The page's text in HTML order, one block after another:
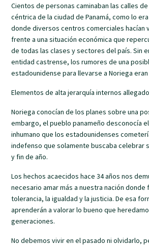
Cientos de personas caminaban las calles
céntrica de la ciudad de Panamá, como lo
donde diversos centros comerciales hacían
frente a una situación económica que
de todas las clases y sectores del país. Sin
entidad castrense, los rumores de una
estadounidense para llevarse a Noriega
Elementos de alta jerarquía internos
Noriega conocían de los planes sobre una
embargo, el pueblo panameño desconocía
inhumano que los estadounidenses
indefenso que solamente buscaba celebrar
y fin de año.
Los hechos acaecidos hace 34 años nos
necesario amar más a nuestra nación donde
tolerancia, la igualdad y la justicia. De esa
aprenderán a valorar lo bueno que
generaciones.
No debemos vivir en el pasado ni olvidarlo,